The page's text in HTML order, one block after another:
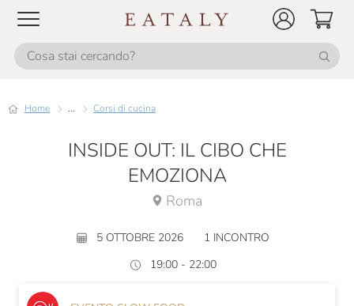
Home ... Corsi di cucina
INSIDE OUT: IL CIBO CHE
EMOZIONA
Roma
5 OTTOBRE 2026
1 INCONTRO
19:00 - 22:00